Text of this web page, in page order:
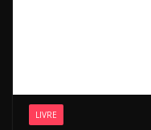
LIVRE